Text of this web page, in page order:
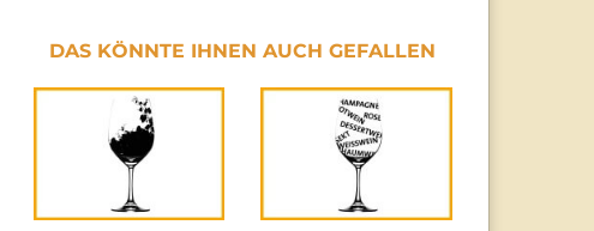
DAS KÖNNTE IHNEN AUCH GEFALLEN